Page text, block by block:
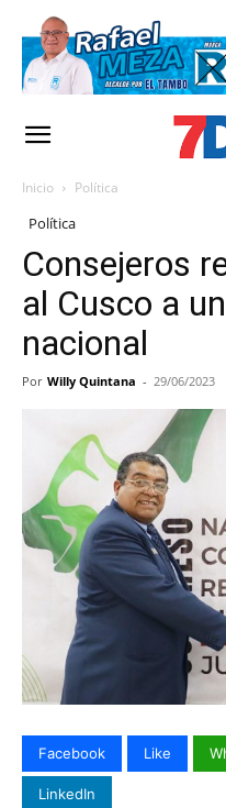
Inicio Política
Política
Consejeros
al Cusco a
nacional
Por Willy Quintana - 29/06/2023
Facebook Like
LinkedIn